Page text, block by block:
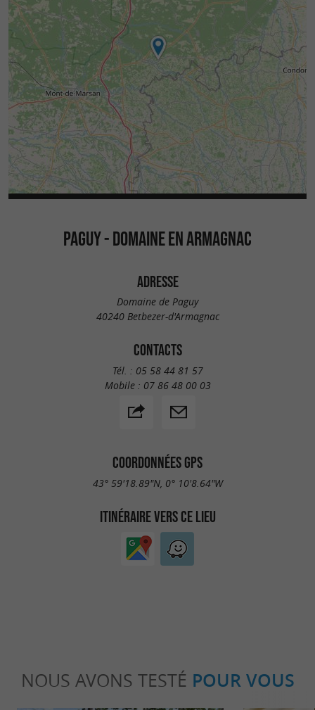
PAGUY - DOMAINE EN ARMAGNAC
ADRESSE
Domaine de Paguy
40240 Betbezer-d'Armagnac
CONTACTS
Tél. : 05 58 44 81 57
Mobile : 07 86 48 00 03
COORDONNÉES GPS
43° 59'18.89"N, 0° 10'8.64"W
ITINÉRAIRE VERS CE LIEU
NOUS AVONS TESTÉ POUR VOUS